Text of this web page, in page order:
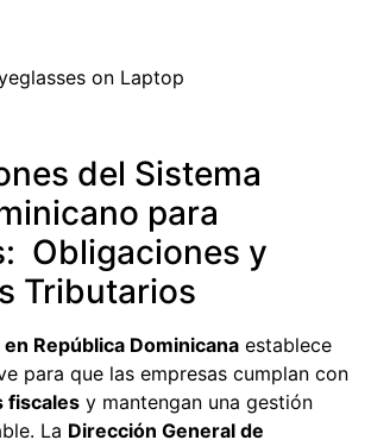
del Sistema
para
Obligaciones y
Tributarios
República Dominicana establece
para que las empresas cumplan con
fiscales y mantengan una gestión
La Dirección General de